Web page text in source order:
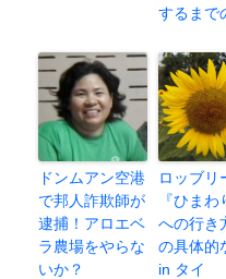
するまで
ドンムアン空港
で邦人詐欺師が
逮捕！アロエベ
ラ農場をやらな
いか？
ロッブリ
『ひまわ
への行き
の具体的
in タイ